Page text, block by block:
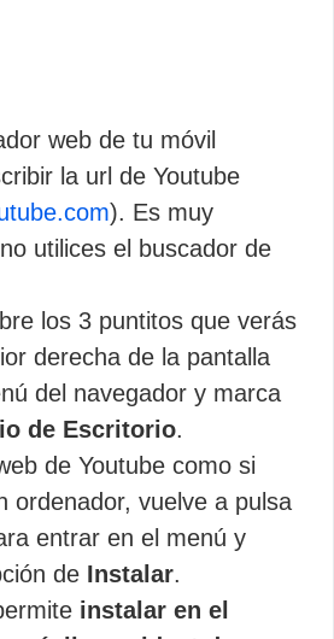
web de tu móvil
la url de Youtube
). Es muy
utilices el buscador de
los 3 puntitos que verás
derecha de la pantalla
del navegador y marca
de Escritorio.
de Youtube como si
ordenador, vuelve a pulsa
entrar en el menú y
de Instalar.
instalar en el